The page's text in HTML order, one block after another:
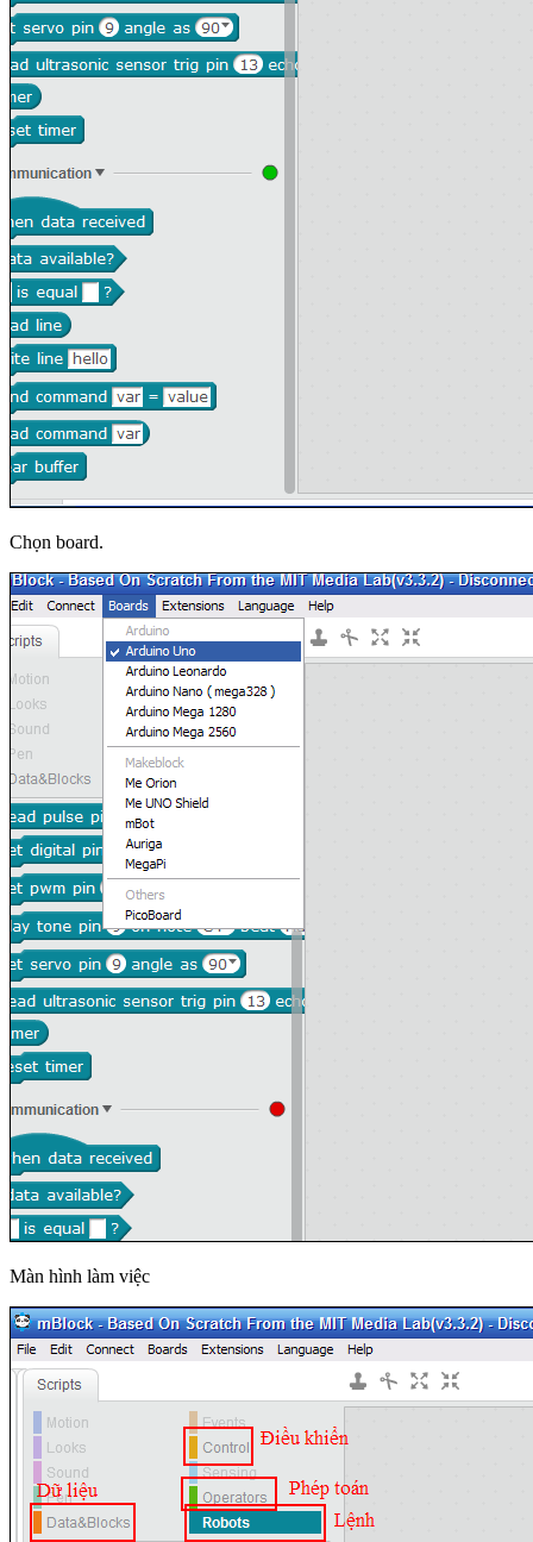
Chọn board.
Màn hình làm việc